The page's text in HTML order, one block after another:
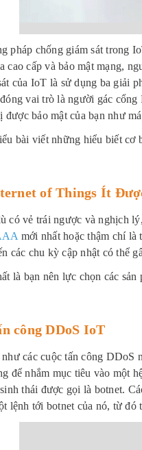
pháp chống giám sát trong
cao cấp và bảo mật mạng,
của IoT là sử dụng ba giải
vai trò là người gác
được bảo mật của bạn như
bài viết những hiểu biết cơ
of Things Ít
có vẻ trái ngược và nghịch
mới nhất hoặc thậm chí
các chu kỳ cập nhật có thể
là bạn nên lực chọn các
công DDoS IoT
các cuộc tấn công DDoS
để nhắm mục tiêu vào một
thái được gọi là botnet.
lệnh tới botnet của nó, từ đó